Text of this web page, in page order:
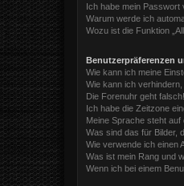
Ich habe mein Passwort
Warum werde ich
Wozu ist die Funktion
Benutzerpräferenzen
Wie kann ich meine
Wie kann ich
Die Forenuhr geht falsch!
Ich habe die Zeitzone
Meine Sprache steht
Was sind das für Bilder,
Wie verwende ich einen
Was ist mein Rang und
Wenn ich bei einem